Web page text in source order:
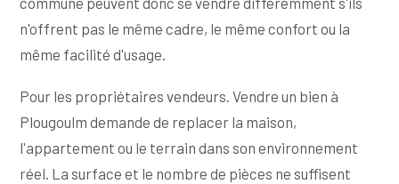
n'offrent pas le même cadre, le même confort ou la
même facilité d'usage.
Pour les propriétaires vendeurs. Vendre un bien à
Plougoulm demande de replacer la maison,
l'appartement ou le terrain dans son environnement
réel. La surface et le nombre de pièces ne suffisent